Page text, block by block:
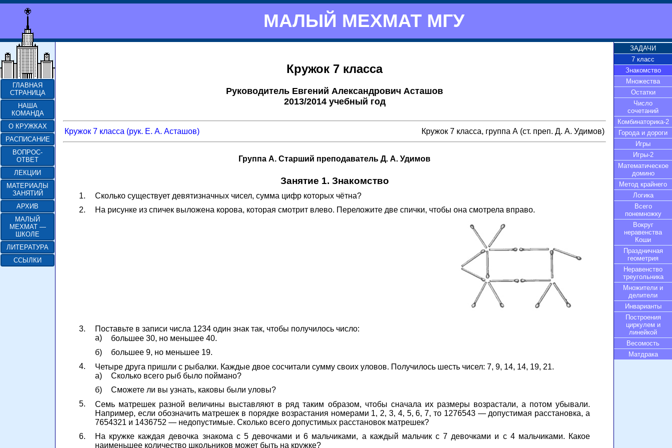
МАЛЫЙ МЕХМАТ МГУ
ГЛАВНАЯ
СТРАНИЦА
НАША
КОМАНДА
О КРУЖКАХ
РАСПИСАНИЕ
ВОПРОС-
ОТВЕТ
ЛЕКЦИИ
МАТЕРИАЛЫ
ЗАНЯТИЙ
АРХИВ
МАЛЫЙ
МЕХМАТ —
ШКОЛЕ
ЛИТЕРАТУРА
ССЫЛКИ
Кружок 7 класса
Руководитель Евгений Александрович Асташов
2013/2014 учебный год
Кружок 7 класса (рук. Е. А. Асташов) Кружок 7 класса, группа А (ст. преп. Д. А. Удимов)
Группа А. Старший преподаватель Д. А. Удимов
Занятие 1. Знакомство
1.
Сколько существует девятизначных чисел, сумма цифр которых чётна?
2.
На рисунке из спичек выложена корова, которая смотрит влево. Переложите две спички, чтобы она смотрела вправо.
3.
Поставьте в записи числа 1234 один знак так, чтобы получилось число:
а)
большее 30, но меньшее 40.
б)
большее 9, но меньшее 19.
4.
Четыре друга пришли с рыбалки. Каждые двое сосчитали сумму своих уловов. Получилось шесть чисел: 7, 9, 14, 14, 19, 21.
а)
Сколько всего рыб было поймано?
б)
Сможете ли вы узнать, каковы были уловы?
5.
Семь матрешек разной величины выставляют в ряд таким образом, чтобы сначала их размеры возрастали, а потом убывали.
Например, если обозначить матрешек в порядке возрастания номерами 1, 2, 3, 4, 5, 6, 7, то 1276543 — допустимая расстановка, а
7654321 и 1436752 — недопустимые. Сколько всего допустимых расстановок матрешек?
6.
На кружке каждая девочка знакома с 5 девочками и 6 мальчиками, а каждый мальчик с 7 девочками и с 4 мальчиками. Какое
наименьшее количество школьников может быть на кружке?
ЗАДАЧИ
7 класс
Знакомство
Множества
Остатки
Число
сочетаний
Комбинаторика-2
Города и дороги
Игры
Игры-2
Математическое
домино
Метод крайнего
Логика
Всего
понемножку
Вокруг
неравенства
Коши
Праздничная
геометрия
Неравенство
треугольника
Множители и
делители
Инварианты
Построения
циркулем и
линейкой
Весомость
Матдрака